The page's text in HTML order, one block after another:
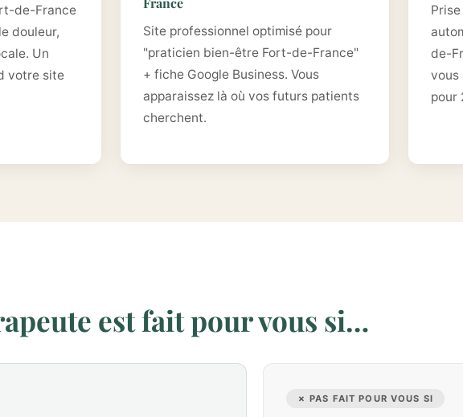
de-France
douleur,
Un
votre site
Site professionnel optimisé pour
"praticien bien-être Fort-de-France"
+ fiche Google Business. Vous
apparaissez là où vos futurs patients
cherchent.
de-
vous
pour
est fait pour vous si…
✗ PAS FAIT POUR VOUS SI